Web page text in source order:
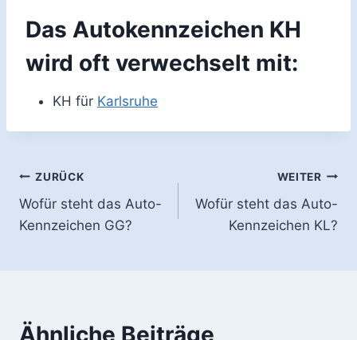
Das Autokennzeichen KH
wird oft verwechselt mit:
KH für Karlsruhe
Beitragsnavigation
ZURÜCK
Wofür steht das Auto-
Kennzeichen GG?
WEITER
Wofür steht das Auto-
Kennzeichen KL?
Ähnliche Beiträge